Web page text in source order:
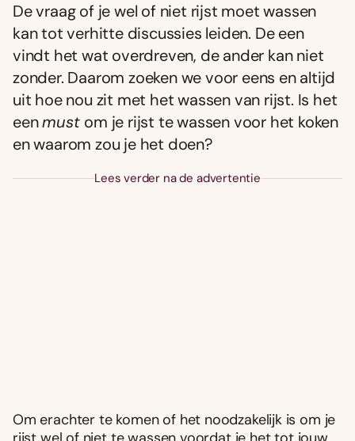
De vraag of je wel of niet rijst moet wassen
kan tot verhitte discussies leiden. De een
vindt het wat overdreven, de ander kan niet
zonder. Daarom zoeken we voor eens en altijd
uit hoe nou zit met het wassen van rijst. Is het
eenmust om je rijst te wassen voor het koken
en waarom zou je het doen?
Lees verder na de advertentie
Om erachter te komen of het noodzakelijk is om je